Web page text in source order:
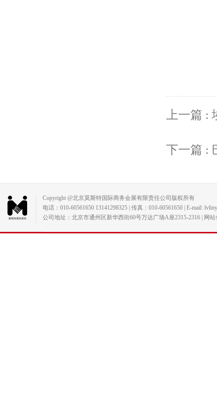
上一篇
下一篇 :
Copyright @北京莫斯特国际商务会展有限责任公司版权所有
电话：010-60561650 13141298325 | 传真：010-60561650 | E-mail:
公司地址：北京市通州区新华西街60号万达广场A座2315-2316 | 网